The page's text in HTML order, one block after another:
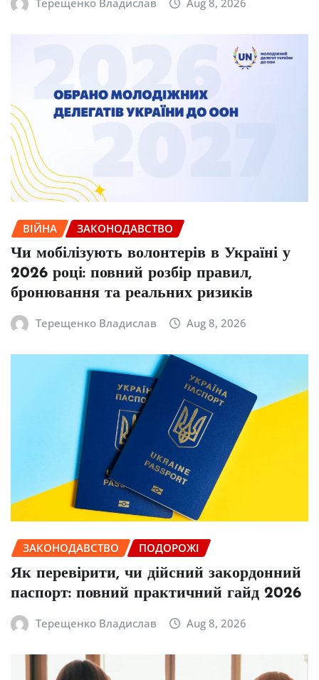
Терещенко Владислав Aug 8, 2026
ВІЙНА ЗАКОНОДАВСТВО
Чи мобілізують волонтерів в Україні у
2026 році: повний розбір правил,
бронювання та реальних ризиків
Терещенко Владислав Aug 8, 2026
ЗАКОНОДАВСТВО ПОДОРОЖІ
Як перевірити, чи дійсний закордонний
паспорт: повний практичний гайд 2026
Терещенко Владислав Aug 8, 2026